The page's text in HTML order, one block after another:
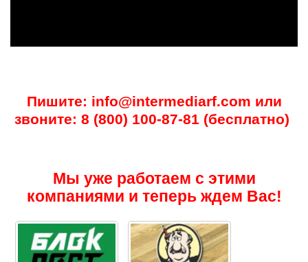
Пишите: info@intermediarf.com или
звоните: 8 (800) 100-87-81 (бесплатно)
Мы уже работаем с этими
компаниями и теперь ждем Вас!